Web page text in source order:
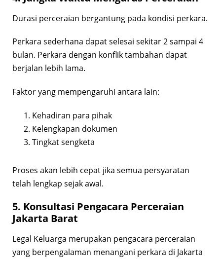
Durasi perceraian bergantung pada kondisi perkara.
Perkara sederhana dapat selesai sekitar 2 sampai 4
bulan. Perkara dengan konflik tambahan dapat
berjalan lebih lama.
Faktor yang mempengaruhi antara lain:
Kehadiran para pihak
Kelengkapan dokumen
Tingkat sengketa
Proses akan lebih cepat jika semua persyaratan
telah lengkap sejak awal.
5. Konsultasi Pengacara Perceraian
Jakarta Barat
Legal Keluarga merupakan pengacara perceraian
yang berpengalaman menangani perkara di Jakarta